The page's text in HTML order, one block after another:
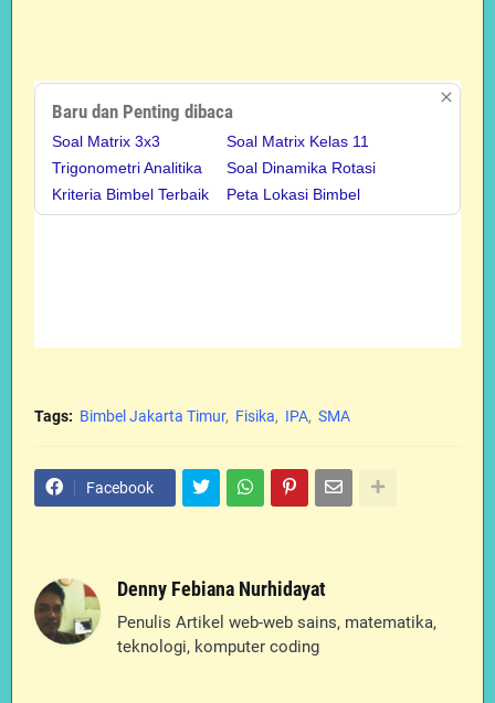
Baru dan Penting dibaca
Soal Matrix 3x3
Trigonometri Analitika
Kriteria Bimbel Terbaik
Soal Matrix Kelas 11
Soal Dinamika Rotasi
Peta Lokasi Bimbel
Tags: Bimbel Jakarta Timur Fisika IPA SMA
Facebook
Denny Febiana Nurhidayat
Penulis Artikel web-web sains, matematika,
teknologi, komputer coding